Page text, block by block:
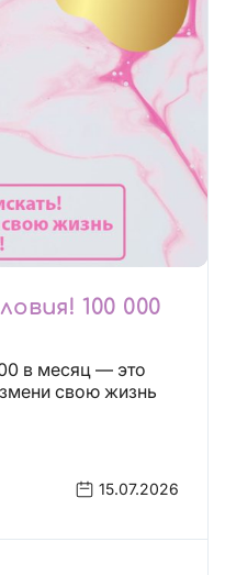
100 000
в месяц — это
свою жизнь
15.07.2026